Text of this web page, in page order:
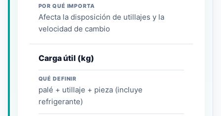
POR QUÉ IMPORTA
Afecta la disposición de utillajes y la
velocidad de cambio
Carga útil (kg)
QUÉ DEFINIR
palé + utillaje + pieza (incluye
refrigerante)